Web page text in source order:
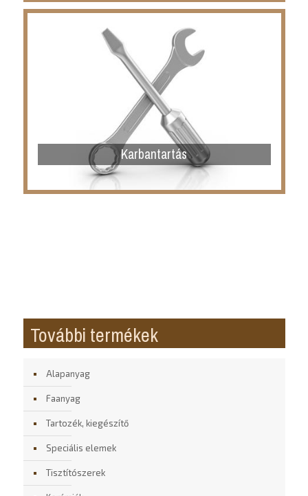
Karbantartás
További termékek
Alapanyag
Faanyag
Tartozék, kiegészítő
Speciális elemek
Tisztítószerek